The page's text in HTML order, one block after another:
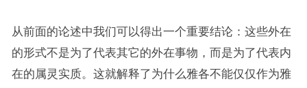
从前面的论述中我们可以得出一个重要结论：这些外在
的形式不是为了代表其它的外在事物，而是为了代表内
在的属灵实质。这就解释了为什么雅各不能仅仅作为雅